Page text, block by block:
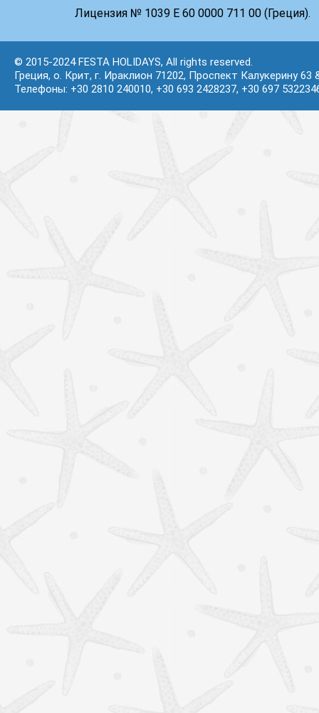
Лицензия № 1039 Е 60 0000 711 00 (Греция).
© 2015-2024 FESTA HOLIDAYS, All rights reserved.
Греция, о. Крит, г. Ираклион 71202, Проспект Калукерину 63
Телефоны: +30 2810 240010, +30 693 2428237, +30 697